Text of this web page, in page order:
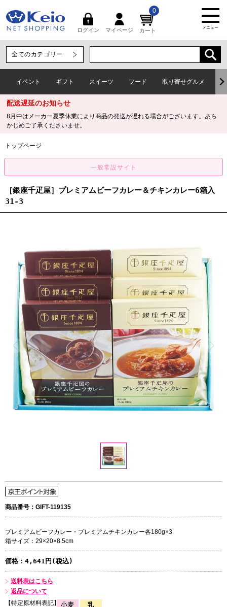
ログイン マイページ カート
0
メニュー
イベント ギフト スイーツ フード 取り寄せグルメ
配送遅延のお知らせ
8月中はメーカー夏季休業により商品の発送が遅れる場合がございます。あら
かじめご了承くださいませ。
トップページ
［銀座千疋屋］プレミアムビーフカレー＆チキンカレー6箱入
31-3
商品番号：GIFT-119135
プレミアムビーフカレー・プレミアムチキンカレー各180g×3
箱サイズ：29×20×8.5cm
価格： 4,641円(税込)
送料表はこちら
返品について
【特定原材料表記】